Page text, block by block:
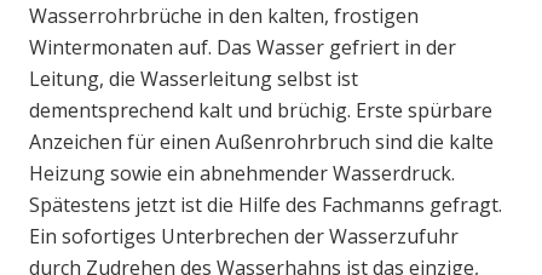
Wasserrohrbrüche in den kalten, frostigen
Wintermonaten auf. Das Wasser gefriert in der
Leitung, die Wasserleitung selbst ist
dementsprechend kalt und brüchig. Erste spürbare
Anzeichen für einen Außenrohrbruch sind die kalte
Heizung sowie ein abnehmender Wasserdruck.
Spätestens jetzt ist die Hilfe des Fachmanns gefragt.
Ein sofortiges Unterbrechen der Wasserzufuhr
durch Zudrehen des Wasserhahns ist das einzige,